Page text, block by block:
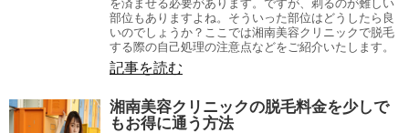
を済ませる必要があります。ですが、剃るのが難しい
部位もありますよね。そういった部位はどうしたら良
いのでしょうか？ここでは湘南美容クリニックで脱毛
する際の自己処理の注意点などをご紹介いたします。
記事を読む
湘南美容クリニックの脱毛料金を少しで
もお得に通う方法